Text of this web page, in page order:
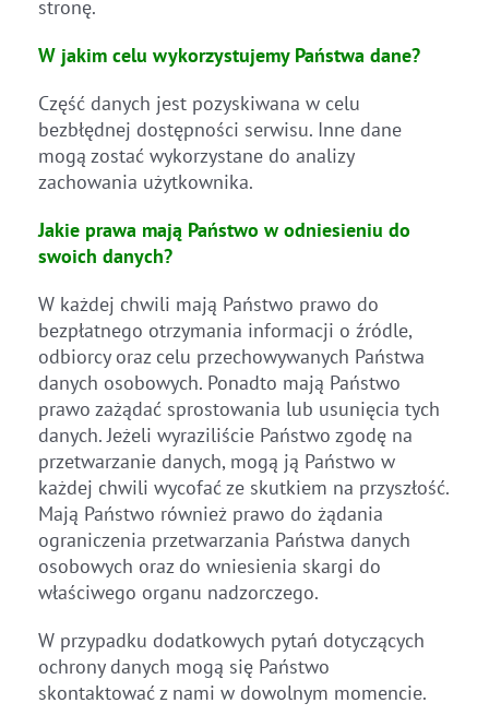
stronę.
W jakim celu wykorzystujemy Państwa dane?
Część danych jest pozyskiwana w celu
bezbłędnej dostępności serwisu. Inne dane
mogą zostać wykorzystane do analizy
zachowania użytkownika.
Jakie prawa mają Państwo w odniesieniu do
swoich danych?
W każdej chwili mają Państwo prawo do
bezpłatnego otrzymania informacji o źródle,
odbiorcy oraz celu przechowywanych Państwa
danych osobowych. Ponadto mają Państwo
prawo zażądać sprostowania lub usunięcia tych
danych. Jeżeli wyraziliście Państwo zgodę na
przetwarzanie danych, mogą ją Państwo w
każdej chwili wycofać ze skutkiem na przyszłość.
Mają Państwo również prawo do żądania
ograniczenia przetwarzania Państwa danych
osobowych oraz do wniesienia skargi do
właściwego organu nadzorczego.
W przypadku dodatkowych pytań dotyczących
ochrony danych mogą się Państwo
skontaktować z nami w dowolnym momencie.